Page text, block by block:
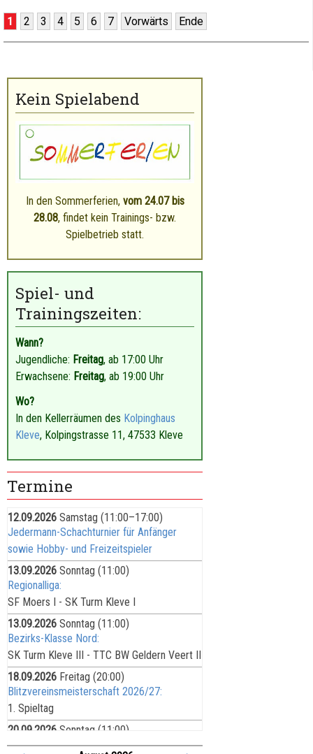
1 2 3 4 5 6 7 Vorwärts Ende
Kein Spielabend
In den Sommerferien, vom 24.07 bis
28.08, findet kein Trainings- bzw.
Spielbetrieb statt.
Spiel- und
Trainingszeiten:
Wann?
Jugendliche: Freitag, ab 17:00 Uhr
Erwachsene: Freitag, ab 19:00 Uhr
Wo?
In den Kellerräumen des Kolpinghaus
Kleve, Kolpingstrasse 11, 47533 Kleve
Termine
12.09.2026 Samstag (11:00–17:00)
Jedermann-Schachturnier für Anfänger
sowie Hobby- und Freizeitspieler
13.09.2026 Sonntag (11:00)
Regionalliga:
SF Moers I - SK Turm Kleve I
13.09.2026 Sonntag (11:00)
Bezirks-Klasse Nord:
SK Turm Kleve III - TTC BW Geldern Veert II
18.09.2026 Freitag (20:00)
Blitzvereinsmeisterschaft 2026/27:
1. Spieltag
20.09.2026 Sonntag (11:00)
Bezirks-Liga: